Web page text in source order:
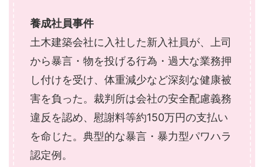
養成社員事件
土木建築会社に入社した新入社員が、上司
から暴言・物を投げる行為・過大な業務押
し付けを受け、体重減少など深刻な健康被
害を負った。裁判所は会社の安全配慮義務
違反を認め、慰謝料等約150万円の支払い
を命じた。典型的な暴言・暴力型パワハラ
認定例。